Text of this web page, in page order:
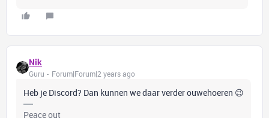
Nik
Guru Forum|Forum|2 years ago
Heb je Discord? Dan kunnen we daar verder ouwehoeren 😉
Peace out